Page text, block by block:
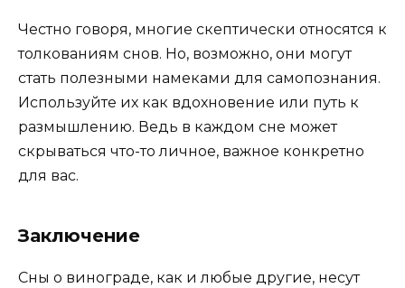
Честно говоря, многие скептически относятся к
толкованиям снов. Но, возможно, они могут
стать полезными намеками для самопознания.
Используйте их как вдохновение или путь к
размышлению. Ведь в каждом сне может
скрываться что-то личное, важное конкретно
для вас.
Заключение
Сны о винограде, как и любые другие, несут